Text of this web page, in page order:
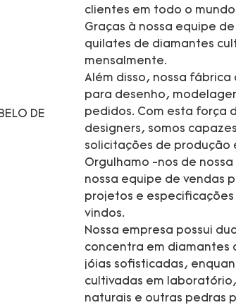
clientes em todo o
Graças à nossa equipe
quilates de diamantes
mensalmente.
Além disso, nossa
para desenho,
pedidos. Com esta força
designers, somos
solicitações de
Orgulhamo -nos de
nossa equipe de vendas
projetos e especificações
vindos.
Nossa empresa possui
concentra em diamantes
jóias sofisticadas,
cultivadas em
naturais e outras pedras